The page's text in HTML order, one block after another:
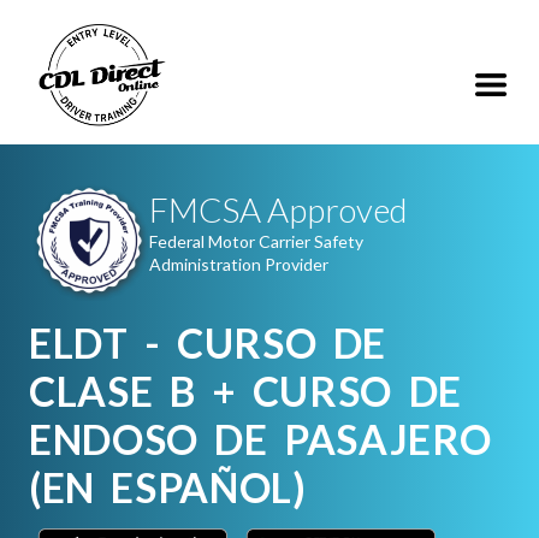
FMCSA Approved
Federal Motor Carrier Safety
Administration Provider
ELDT - CURSO DE
CLASE B + CURSO DE
ENDOSO DE PASAJERO
(EN ESPAÑOL)